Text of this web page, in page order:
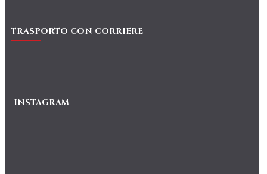
TRASPORTO CON CORRIERE
INSTAGRAM